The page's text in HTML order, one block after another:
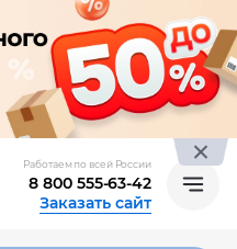
Работаем по всей России
8 800 555-63-42
Заказать сайт